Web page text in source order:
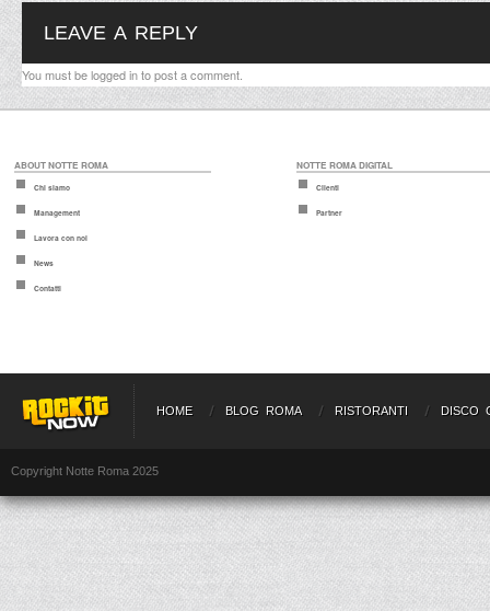
LEAVE A REPLY
You must belogged into post a comment.
ABOUT NOTTE ROMA
Chi siamo
Management
Lavora con noi
News
Contatti
NOTTE ROMA DIGITAL
Clienti
Partner
HOME BLOG ROMA RISTORANTI DISCO
Copyright Notte Roma 2025